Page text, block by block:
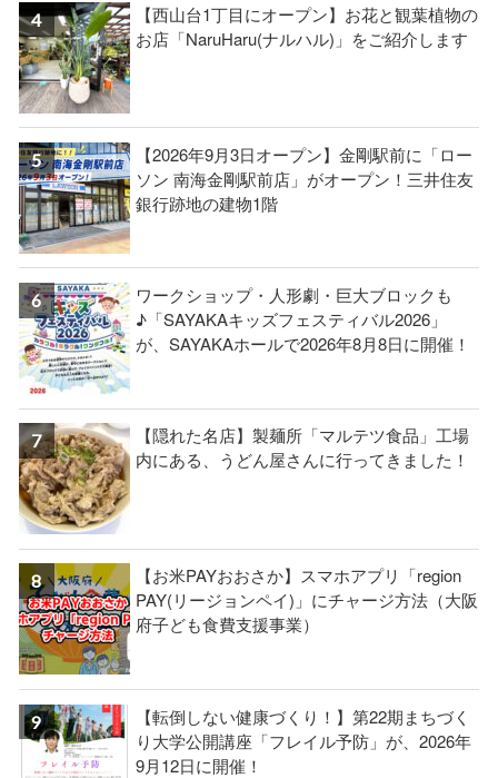
【西山台1丁目にオープン】お花と観葉植物の
お店「NaruHaru(ナルハル)」をご紹介します
【2026年9月3日オープン】金剛駅前に「ロー
ソン 南海金剛駅前店」がオープン！三井住友
銀行跡地の建物1階
ワークショップ・人形劇・巨大ブロックも
♪「SAYAKAキッズフェスティバル2026」
が、SAYAKAホールで2026年8月8日に開催！
【隠れた名店】製麺所「マルテツ食品」工場
内にある、うどん屋さんに行ってきました！
【お米PAYおおさか】スマホアプリ「region
PAY(リージョンペイ)」にチャージ方法（大阪
府子ども食費支援事業）
【転倒しない健康づくり！】第22期まちづく
り大学公開講座「フレイル予防」が、2026年
9月12日に開催！